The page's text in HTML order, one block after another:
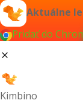
Aktuálne
Pridať do
Kimbino